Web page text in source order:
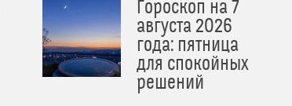
Гороскоп на 7
августа 2026
года: пятница
для спокойных
решений